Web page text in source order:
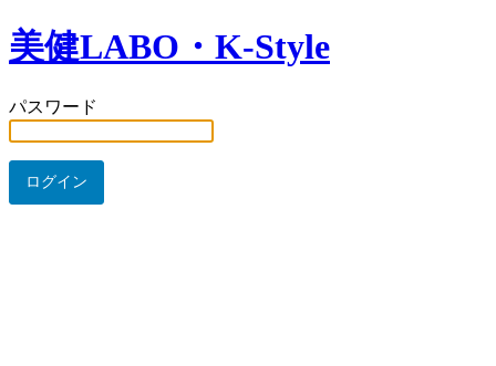
美健LABO・K-Style
パスワード